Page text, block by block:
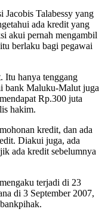
Jacobis Talabessy yang
ada kredit yang
akui pernah mengambil
berlaku bagi pegawai
hanya tenggang
bank Maluku-Malut juga
Rp.300 juta
hakim.
kredit, dan ada
Diakui juga, ada
ada kredit sebelumnya
terjadi di 23
di 3 September 2007,